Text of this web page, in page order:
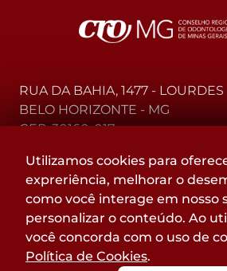
RUA DA BAHIA, 1477 - LOURDES
BELO HORIZONTE - MG
CEP: 30160-017
(31) 2104-3000 - WhatsApp
0800-015-4000 - Telefone
Acompanhe
@CROMGOFICIAL
Utilizamos cookies para
expreriência, melhorar o
como você interage em nosso
personalizar o conteúdo. Ao
você concorda com o uso de
Política de Cookies.